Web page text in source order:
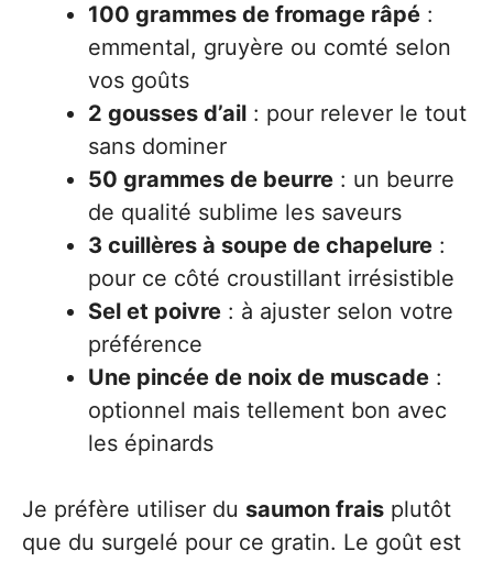
100 grammes de fromage râpé :
emmental, gruyère ou comté selon
vos goûts
2 gousses d’ail : pour relever le tout
sans dominer
50 grammes de beurre : un beurre
de qualité sublime les saveurs
3 cuillères à soupe de chapelure :
pour ce côté croustillant irrésistible
Sel et poivre : à ajuster selon votre
préférence
Une pincée de noix de muscade :
optionnel mais tellement bon avec
les épinards
Je préfère utiliser du saumon frais plutôt
que du surgelé pour ce gratin. Le goût est